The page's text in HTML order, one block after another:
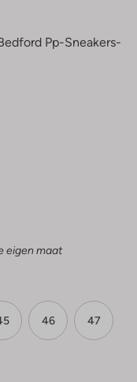
Pp-Sneakers-
eigen maat
46 47